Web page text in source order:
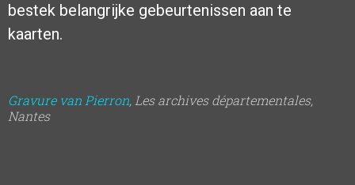
bestek belangrijke gebeurtenissen aan te
kaarten.
Gravure van Pierron, Lesarchives départementales,
Nantes